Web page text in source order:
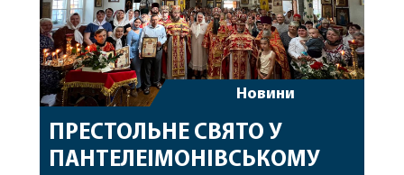
Новини
ПРЕСТОЛЬНЕ СВЯТО У
ПАНТЕЛЕІМОНІВСЬКОМУ